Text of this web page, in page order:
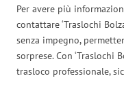
Per avere più
contattare ‘Traslochi
senza impegno,
sorprese. Con ‘Traslochi
trasloco professionale,